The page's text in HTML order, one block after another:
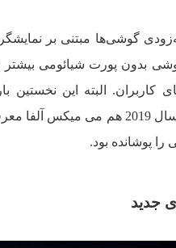
گوشی‌ها مبتنی بر
بدون پورت شیائومی
کاربران. البته این
مفهومی با طراحی عجیب را معرفی می‌کند.
پوشانده بود.
جدید